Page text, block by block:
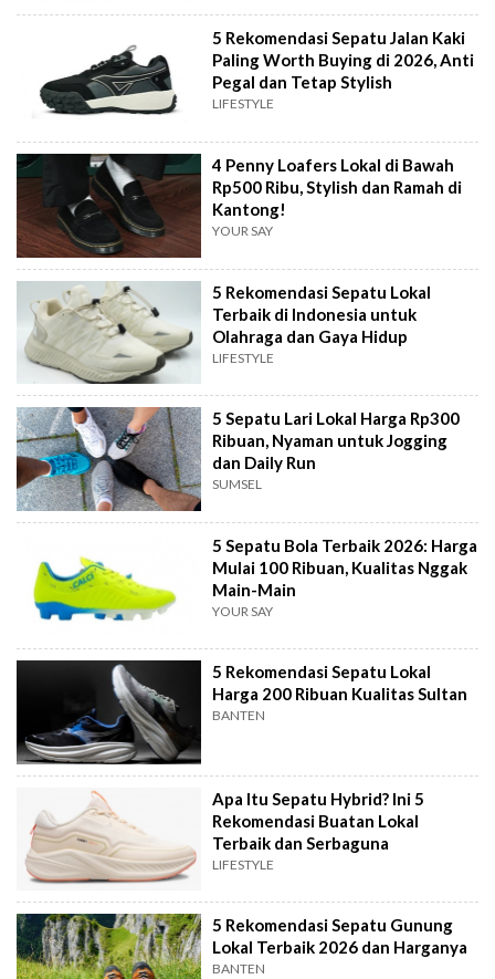
5 Rekomendasi Sepatu Jalan Kaki
Paling Worth Buying di 2026, Anti
Pegal dan Tetap Stylish
LIFESTYLE
4 Penny Loafers Lokal di Bawah
Rp500 Ribu, Stylish dan Ramah di
Kantong!
YOUR SAY
5 Rekomendasi Sepatu Lokal
Terbaik di Indonesia untuk
Olahraga dan Gaya Hidup
LIFESTYLE
5 Sepatu Lari Lokal Harga Rp300
Ribuan, Nyaman untuk Jogging
dan Daily Run
SUMSEL
5 Sepatu Bola Terbaik 2026: Harga
Mulai 100 Ribuan, Kualitas Nggak
Main-Main
YOUR SAY
5 Rekomendasi Sepatu Lokal
Harga 200 Ribuan Kualitas Sultan
BANTEN
Apa Itu Sepatu Hybrid? Ini 5
Rekomendasi Buatan Lokal
Terbaik dan Serbaguna
LIFESTYLE
5 Rekomendasi Sepatu Gunung
Lokal Terbaik 2026 dan Harganya
BANTEN